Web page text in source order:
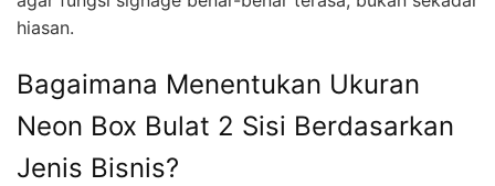
hiasan.
Bagaimana Menentukan Ukuran
Neon Box Bulat 2 Sisi Berdasarkan
Jenis Bisnis?